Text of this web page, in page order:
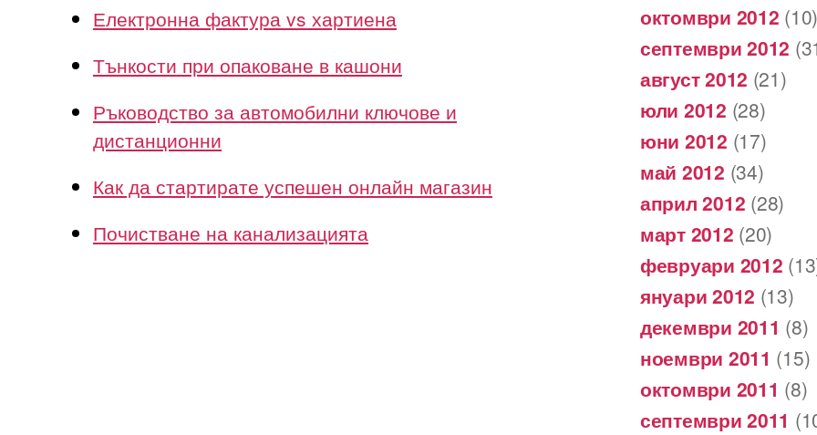
Електронна фактура vs хартиена
Тънкости при опаковане в кашони
Ръководство за автомобилни ключове и
дистанционни
Как да стартирате успешен онлайн магазин
Почистване на канализацията
октомври 2012
септември 2012
август 2012 (21)
юли 2012 (28)
юни 2012 (17)
май 2012 (34)
април 2012 (28)
март 2012 (20)
февруари 2012
януари 2012 (13)
декември 2011 (8)
ноември 2011 (15)
октомври 2011 (8)
септември 2011